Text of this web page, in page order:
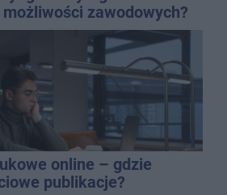
zawodowych?
online – gdzie
publikacje?